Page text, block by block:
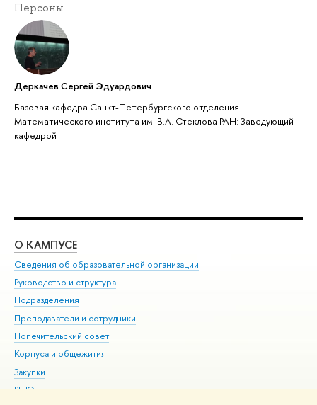
Персоны
Деркачев Сергей Эдуардович
Базовая кафедра Санкт-Петербургского отделения
Математического института им. В.А. Стеклова РАН: Заведующий
кафедрой
О КАМПУСЕ
Сведения об образовательной организации
Руководство и структура
Подразделения
Преподаватели и сотрудники
Попечительский совет
Корпуса и общежития
Закупки
ВШЭ для студентов с ограниченными возможностями